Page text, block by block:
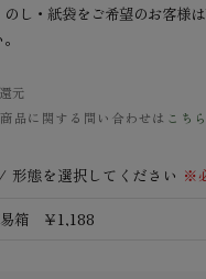
し・紙袋をご希望のお客様
還元
品に関する問い合わせは こちら
形態を選択してください ※